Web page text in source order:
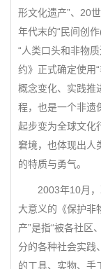
形文化遗产”、20
年代末的“民间创
“人类口头和非物
约》正式确定使用
概念变化、实践推
程，也是一个非遗
起步变为全球文化
窘境，也体现出人
的特质与勇气。
2003年10月，
大意义的《保护非
产”是指“被各社区
分的各种社会实践
的工具、实物、手